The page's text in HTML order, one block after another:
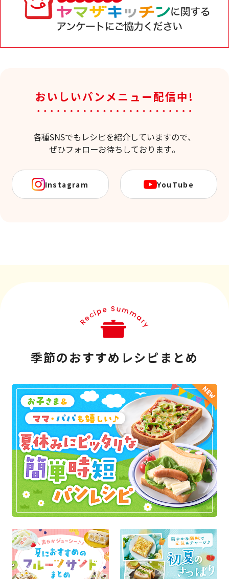
おいしいパンメニュー配信中!
各種SNSでもレシピを紹介していますので、
ぜひフォローお待ちしております。
Instagram YouTube
季節のおすすめレシピまとめ